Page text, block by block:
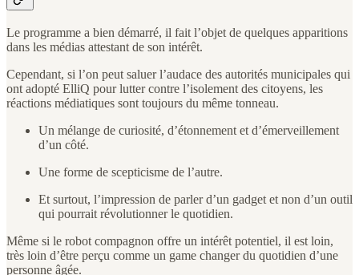
Le programme a bien démarré, il fait l’objet de quelques apparitions
dans les médias attestant de son intérêt.
Cependant, si l’on peut saluer l’audace des autorités municipales qui
ont adopté ElliQ pour lutter contre l’isolement des citoyens, les
réactions médiatiques sont toujours du même tonneau.
Un mélange de curiosité, d’étonnement et d’émerveillement
d’un côté.
Une forme de scepticisme de l’autre.
Et surtout, l’impression de parler d’un gadget et non d’un outil
qui pourrait révolutionner le quotidien.
Même si le robot compagnon offre un intérêt potentiel, il est loin,
très loin d’être perçu comme un game changer du quotidien d’une
personne âgée.